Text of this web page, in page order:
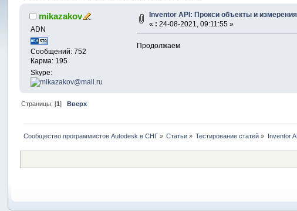
mikazakov
ADN
Сообщений: 752
Карма: 195
Skype:
Inventor API: Прокси объекты и
« : 24-08-2021, 09:11:55 »
Продолжаем
Страницы: [1] Вверх
Сообщество программистов Autodesk в СНГ» Статьи » Тестирование статей » Inventor